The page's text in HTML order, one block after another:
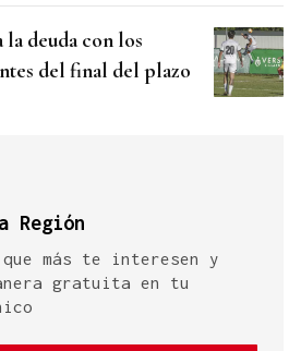
deuda con los
del final del plazo
Región
más te interesen y
gratuita en tu